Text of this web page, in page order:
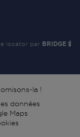
locator par BRIDGE
la !
données
Maps